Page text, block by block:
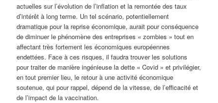
actuelles sur l’évolution de l’inflation et la remontée des taux
d’intérêt à long terme. Un tel scénario, potentiellement
dramatique pour la reprise économique, aurait pour conséquence
de diminuer le phénomène des entreprises « zombies » tout en
affectant très fortement les économiques européennes
endettées. Face à ces risques, il faudra trouver les solutions
pour traiter de manière ingénieuse la dette « Covid » et privilégier,
en tout premier lieu, le retour à une activité économique
soutenue, qui pour rappel, dépend de la vitesse, de l’efficacité et
de l’impact de la vaccination.